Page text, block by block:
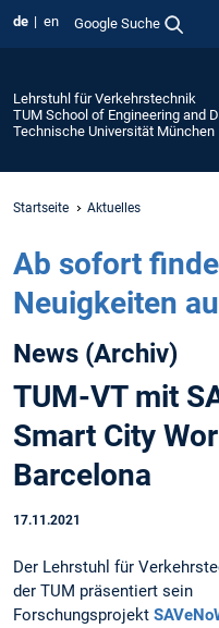
de en Google Suche
Lehrstuhl für Verkehrstechnik
TUM School of Engineering and
Technische Universität München
Startseite Aktuelles
Ab sofort
Neuigkeiten
News (Archiv)
TUM-VT mit
Smart City
Barcelona
17.11.2021
Der Lehrstuhl für
der TUM präsentiert sein
Forschungsprojekt